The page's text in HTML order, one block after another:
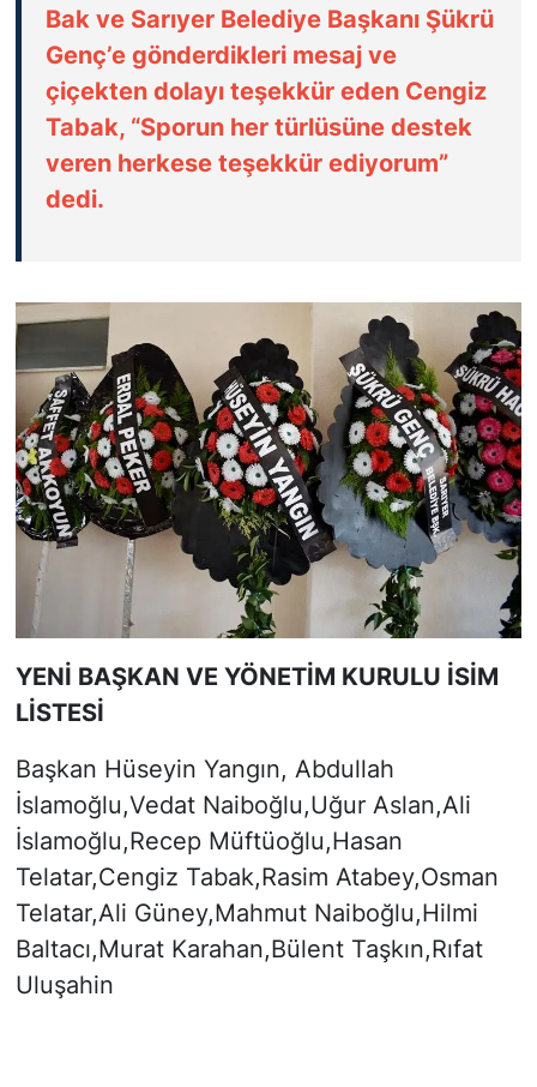
Bak ve Sarıyer Belediye Başkanı Şükrü
Genç’e gönderdikleri mesaj ve
çiçekten dolayı teşekkür eden Cengiz
Tabak, “Sporun her türlüsüne destek
veren herkese teşekkür ediyorum”
dedi.
YENİ BAŞKAN VE YÖNETİM KURULU İSİM
LİSTESİ
Başkan Hüseyin Yangın, Abdullah
İslamoğlu,Vedat Naiboğlu,Uğur Aslan,Ali
İslamoğlu,Recep Müftüoğlu,Hasan
Telatar,Cengiz Tabak,Rasim Atabey,Osman
Telatar,Ali Güney,Mahmut Naiboğlu,Hilmi
Baltacı,Murat Karahan,Bülent Taşkın,Rıfat
Uluşahin